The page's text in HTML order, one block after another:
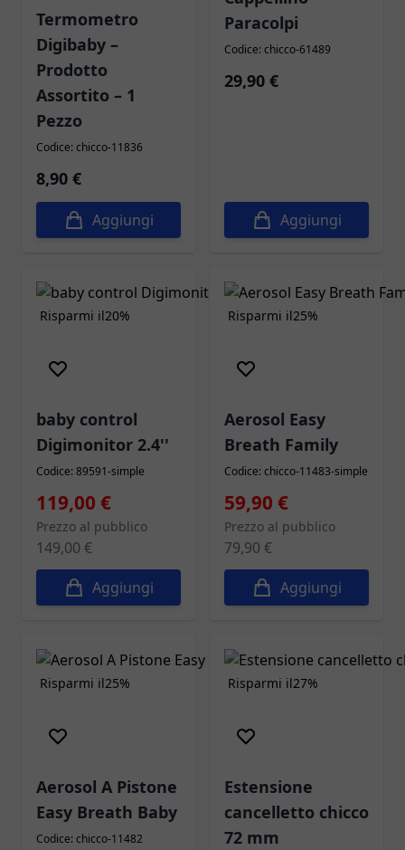
Termometro
Digibaby –
Prodotto
Assortito – 1
Pezzo
Codice: chicco-11836
8,90 €
Aggiungi
Paracolpi
Codice: chicco-61489
29,90 €
Aggiungi
Risparmi il20%
baby control
Digimonitor 2.4''
Codice: 89591-simple
Prezzo speciale
119,00 €
Prezzo al pubblico
149,00 €
Aggiungi
Risparmi il25%
Aerosol Easy
Breath Family
Codice: chicco-11483-simple
Prezzo speciale
59,90 €
Prezzo al pubblico
79,90 €
Aggiungi
Risparmi il25%
Aerosol A Pistone
Easy Breath Baby
Codice: chicco-11482
Risparmi il27%
Estensione
cancelletto chicco
72 mm